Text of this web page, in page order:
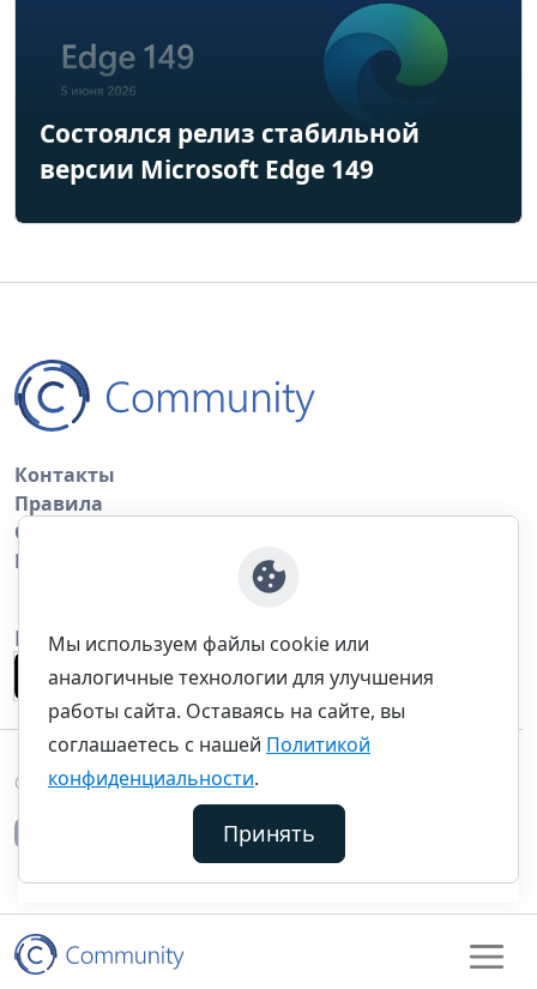
Состоялся релиз стабильной
версии Microsoft Edge 149
Контакты
Правила
Обратная связь
Правила копирования материалов
Приложение
©thecommunity.ru 2026. Все права защищены.
Мы используем файлы cookie или
аналогичные технологии для улучшения
работы сайта. Оставаясь на сайте, вы
соглашаетесь с нашей Политикой
конфиденциальности.
Принять